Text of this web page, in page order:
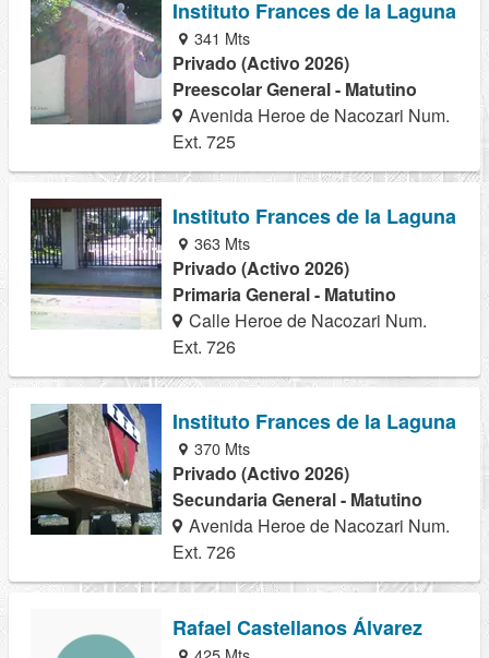
Instituto Frances de la Laguna
341 Mts
Privado (Activo 2026)
Preescolar General - Matutino
Avenida Heroe de Nacozari Num.
Ext. 725
Instituto Frances de la Laguna
363 Mts
Privado (Activo 2026)
Primaria General - Matutino
Calle Heroe de Nacozari Num.
Ext. 726
Instituto Frances de la Laguna
370 Mts
Privado (Activo 2026)
Secundaria General - Matutino
Avenida Heroe de Nacozari Num.
Ext. 726
Rafael Castellanos Álvarez